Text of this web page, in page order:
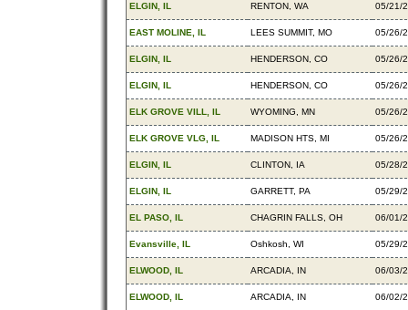
ELGIN, IL RENTON, WA 05/21/
EAST MOLINE, IL LEES SUMMIT, MO 05/26/
ELGIN, IL HENDERSON, CO 05/26/
ELGIN, IL HENDERSON, CO 05/26/
ELK GROVE VILL, IL WYOMING, MN 05/26/
ELK GROVE VLG, IL MADISON HTS, MI 05/26/
ELGIN, IL CLINTON, IA 05/28/
ELGIN, IL GARRETT, PA 05/29/
EL PASO, IL CHAGRIN FALLS, OH 06/01/
Evansville, IL Oshkosh, WI 05/29/
ELWOOD, IL ARCADIA, IN 06/03/
ELWOOD, IL ARCADIA, IN 06/02/